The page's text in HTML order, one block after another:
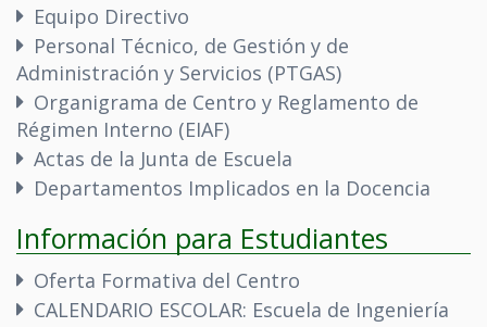
Equipo Directivo
Personal Técnico, de Gestión y de
Administración y Servicios (PTGAS)
Organigrama de Centro y Reglamento de
Régimen Interno (EIAF)
Actas de la Junta de Escuela
Departamentos Implicados en la Docencia
Información para Estudiantes
Oferta Formativa del Centro
CALENDARIO ESCOLAR: Escuela de Ingeniería